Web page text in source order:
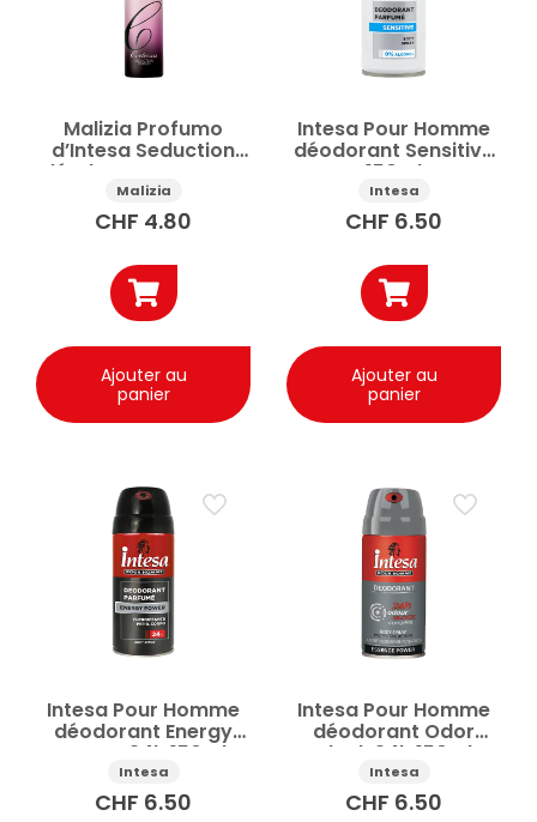
Malizia Profumo
d’Intesa Seduction
déodorant Certezza
100ml
Malizia
CHF 4.80
Ajouter au
panier
Intesa Pour Homme
déodorant Sensitive
150ml
Intesa
CHF 6.50
Ajouter au
panier
Intesa Pour Homme
déodorant Energy
Power 24h 150ml
Intesa
CHF 6.50
Intesa Pour Homme
déodorant Odor
Block 24h 150ml
Intesa
CHF 6.50